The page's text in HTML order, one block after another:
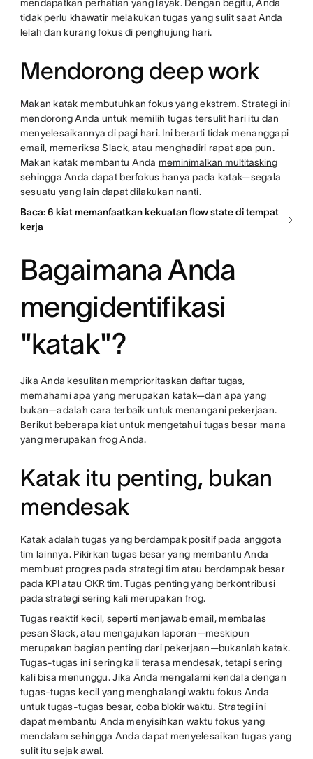
mendapatkan perhatian yang layak. Dengan begitu, Anda
tidak perlu khawatir melakukan tugas yang sulit saat Anda
lelah dan kurang fokus di penghujung hari.
Mendorong deep work
Makan katak membutuhkan fokus yang ekstrem. Strategi ini
mendorong Anda untuk memilih tugas tersulit hari itu dan
menyelesaikannya di pagi hari. Ini berarti tidak menanggapi
email, memeriksa Slack, atau menghadiri rapat apa pun.
Makan katak membantu Anda meminimalkan multitasking
sehingga Anda dapat berfokus hanya pada katak—segala
sesuatu yang lain dapat dilakukan nanti.
Baca: 6 kiat memanfaatkan kekuatan flow state di tempat
kerja
Bagaimana Anda
mengidentifikasi
"katak"?
Jika Anda kesulitan memprioritaskan daftar tugas,
memahami apa yang merupakan katak—dan apa yang
bukan—adalah cara terbaik untuk menangani pekerjaan.
Berikut beberapa kiat untuk mengetahui tugas besar mana
yang merupakan frog Anda.
Katak itu penting, bukan
mendesak
Katak adalah tugas yang berdampak positif pada anggota
tim lainnya. Pikirkan tugas besar yang membantu Anda
membuat progres pada strategi tim atau berdampak besar
pada KPIatau OKR tim. Tugas penting yang berkontribusi
pada strategi sering kali merupakan frog.
Tugas reaktif kecil, seperti menjawab email, membalas
pesan Slack, atau mengajukan laporan—meskipun
merupakan bagian penting dari pekerjaan—bukanlah katak.
Tugas-tugas ini sering kali terasa mendesak, tetapi sering
kali bisa menunggu. Jika Anda mengalami kendala dengan
tugas-tugas kecil yang menghalangi waktu fokus Anda
untuk tugas-tugas besar, coba blokir waktu. Strategi ini
dapat membantu Anda menyisihkan waktu fokus yang
mendalam sehingga Anda dapat menyelesaikan tugas yang
sulit itu sejak awal.